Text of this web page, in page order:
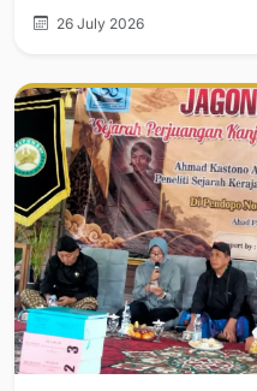
26 July 2026